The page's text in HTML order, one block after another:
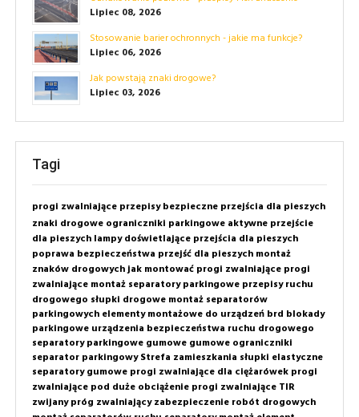
Lipiec 08, 2026
Stosowanie barier ochronnych - jakie ma funkcje?
Lipiec 06, 2026
Jak powstają znaki drogowe?
Lipiec 03, 2026
Tagi
progi zwalniające przepisy bezpieczne przejścia dla pieszych
znaki drogowe ograniczniki parkingowe aktywne przejście
dla pieszych lampy doświetlające przejścia dla pieszych
poprawa bezpieczeństwa przejść dla pieszych montaż
znaków drogowychjak montować progi zwalniające progi
zwalniające montaż separatory parkingowe przepisy ruchu
drogowego słupki drogowe montaż separatorów
parkingowych elementy montażowe do urządzeń brd blokady
parkingowe urządzenia bezpieczeństwa ruchu drogowego
separatory parkingowe gumowe gumowe ograniczniki
separator parkingowy Strefa zamieszkania słupki elastyczne
separatory gumowe progi zwalniające dla ciężarówek progi
zwalniające pod duże obciążenie progi zwalniające TIR
zwijany próg zwalniający zabezpieczenie robót drogowych